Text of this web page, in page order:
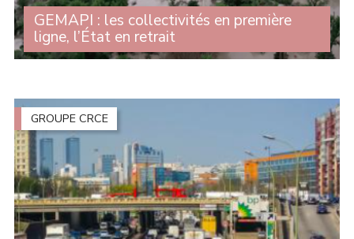
GEMAPI : les collectivités en première
ligne, l’État en retrait
Le 7 avril dernier, le Sénat examinait la proposition de
aquatiques et prévention des (...)
GROUPE CRCE